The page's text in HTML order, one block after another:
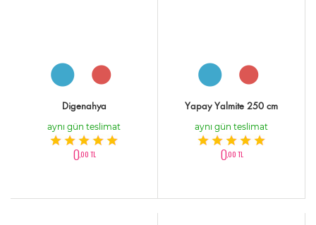
Digenahya
aynı gün teslimat
0,00 TL
Yapay Yalmite 250 cm
aynı gün teslimat
0,00 TL